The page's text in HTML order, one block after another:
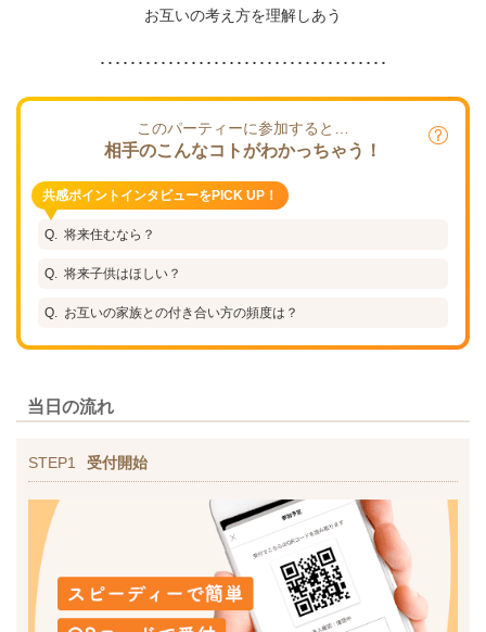
お互いの考え方を理解しあう
･･････････････････････････････････････
このパーティーに参加すると…
相手のこんなコトがわかっちゃう！
共感ポイントインタビューをPICK UP！
将来住むなら？
将来子供はほしい？
お互いの家族との付き合い方の頻度は？
当日の流れ
STEP1 受付開始